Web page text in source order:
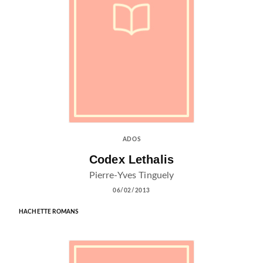
ADOS
Codex Lethalis
Pierre-Yves Tinguely
06/02/2013
HACHETTE ROMANS